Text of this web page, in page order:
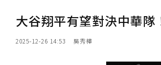
大谷翔平有望對決中華
2025-12-26 14:53 吳秀樺